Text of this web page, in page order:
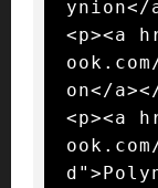
ynion</
<p><a
on</
<p><a